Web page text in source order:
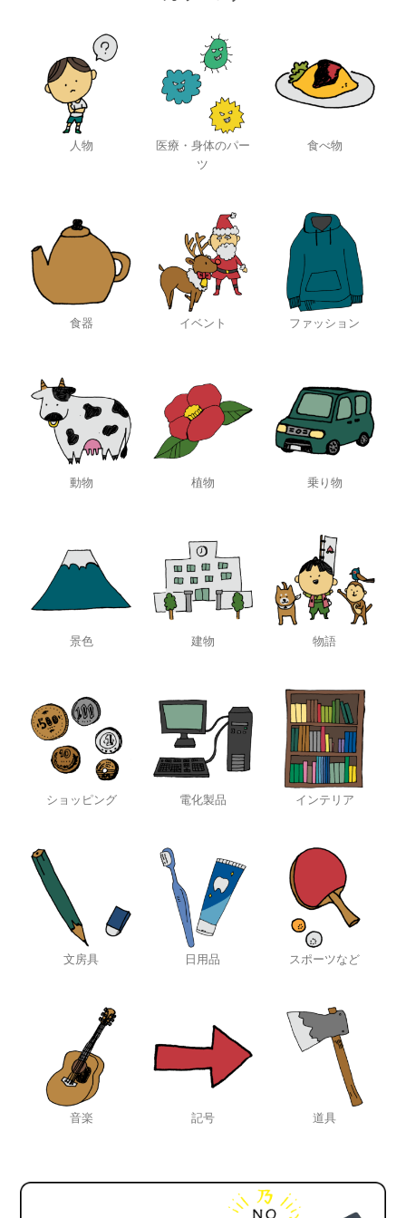
人物
医療・身体のパー
ツ
食べ物
食器 イベント ファッション
動物 植物 乗り物
景色 建物 物語
ショッピング 電化製品 インテリア
文房具 日用品 スポーツなど
音楽 記号 道具